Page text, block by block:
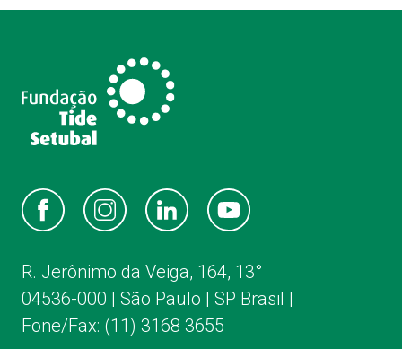
R. Jerônimo da Veiga, 164, 13°
04536-000 | São Paulo | SP Brasil |
Fone/Fax: (11) 3168 3655